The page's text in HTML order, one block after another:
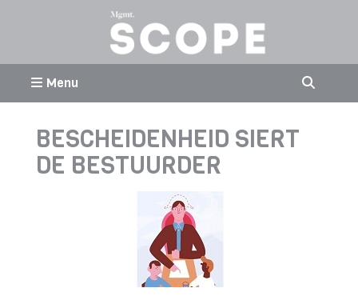
Menu
BESCHEIDENHEID SIERT
DE BESTUURDER